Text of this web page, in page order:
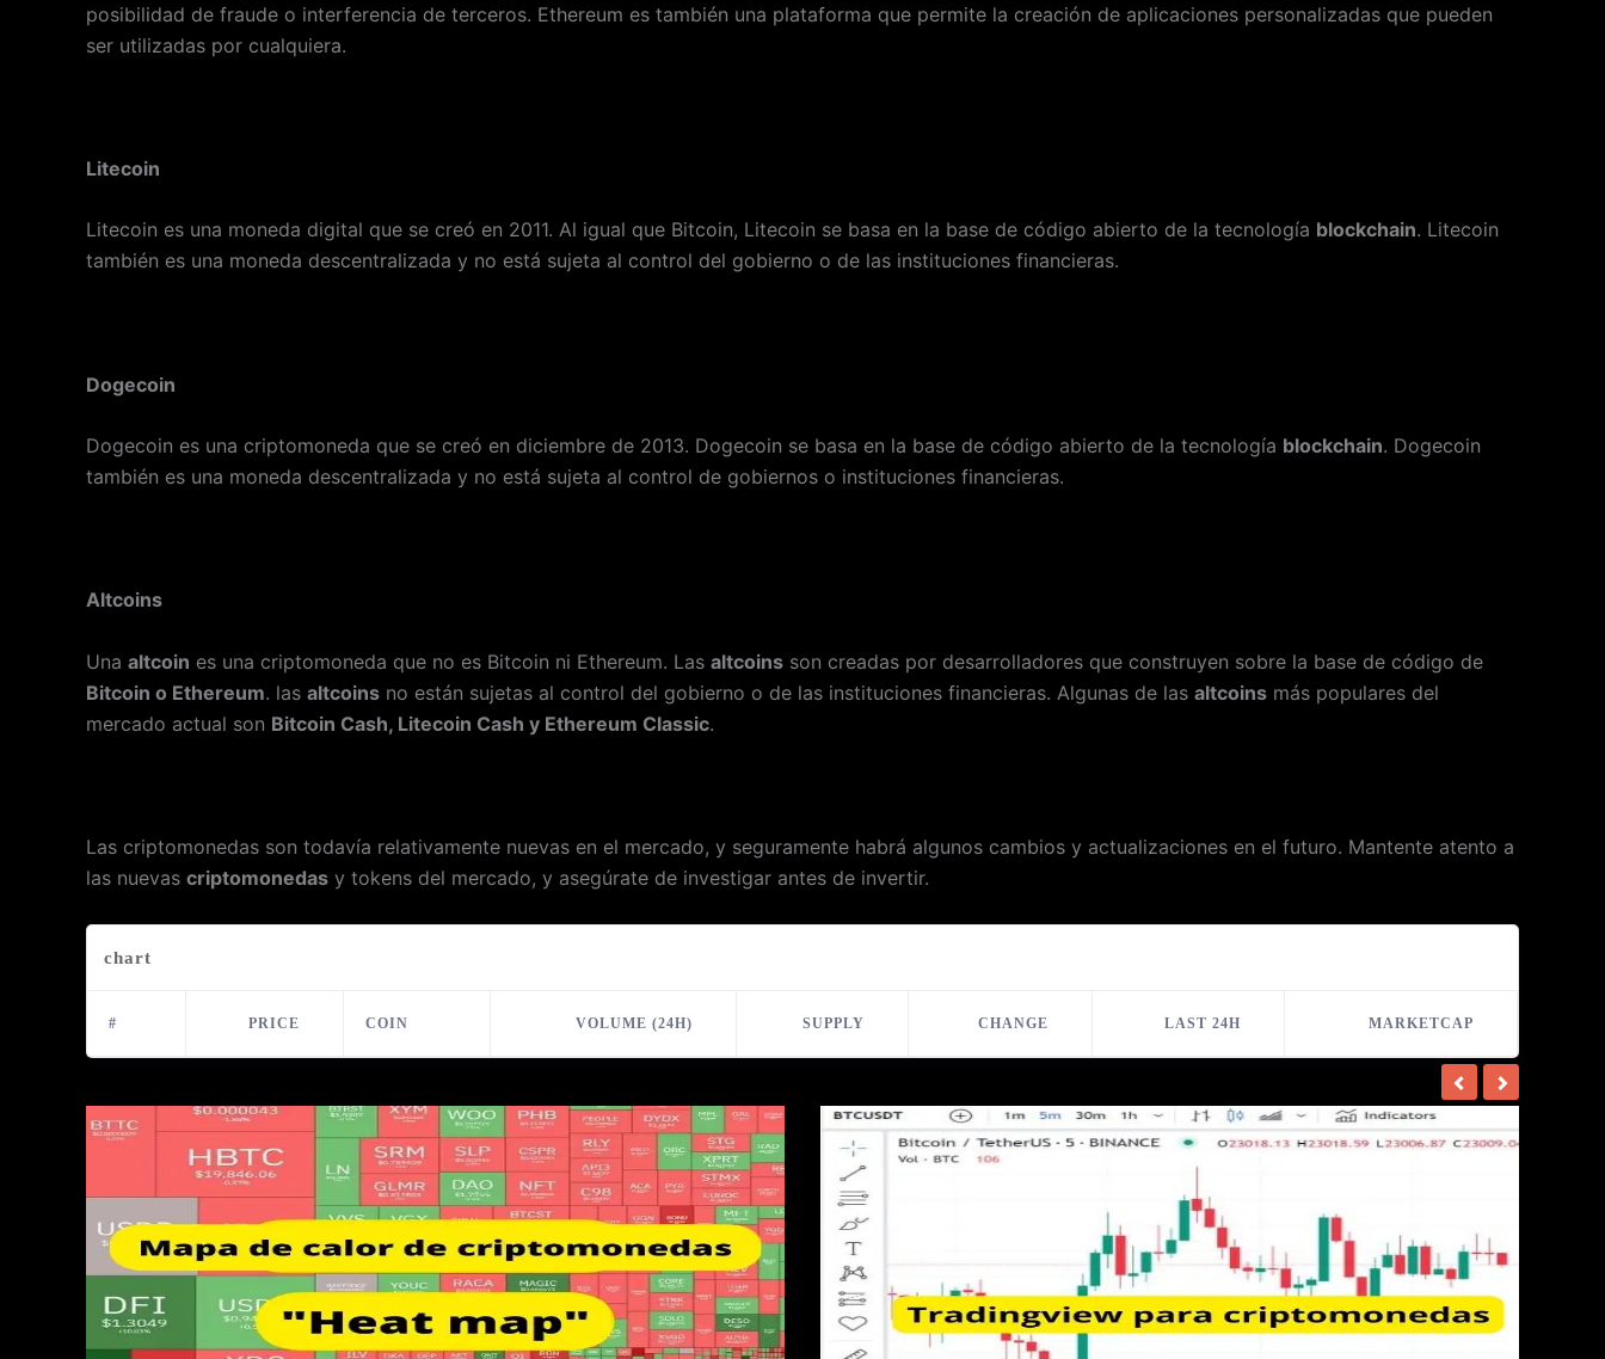
posibilidad de fraude o interferencia de terceros. Ethereum es también una plataforma que permite la creación de aplicaciones personalizadas que pueden
ser utilizadas por cualquiera.
Litecoin
Litecoin es una moneda digital que se creó en 2011. Al igual que Bitcoin, Litecoin se basa en la base de código abierto de la tecnología blockchain. Litecoin
también es una moneda descentralizada y no está sujeta al control del gobierno o de las instituciones financieras.
Dogecoin
Dogecoin es una criptomoneda que se creó en diciembre de 2013. Dogecoin se basa en la base de código abierto de la tecnología blockchain. Dogecoin
también es una moneda descentralizada y no está sujeta al control de gobiernos o instituciones financieras.
Altcoins
Una altcoin es una criptomoneda que no es Bitcoin ni Ethereum. Las altcoins son creadas por desarrolladores que construyen sobre la base de código de
Bitcoin o Ethereum. las altcoins no están sujetas al control del gobierno o de las instituciones financieras. Algunas de las altcoins más populares del
mercado actual son Bitcoin Cash, Litecoin Cash y Ethereum Classic.
Las criptomonedas son todavía relativamente nuevas en el mercado, y seguramente habrá algunos cambios y actualizaciones en el futuro. Mantente atento a
las nuevas criptomonedas y tokens del mercado, y asegúrate de investigar antes de invertir.
chart
# PRICE COIN VOLUME (24H) SUPPLY CHANGE LAST 24H MARKETCAP